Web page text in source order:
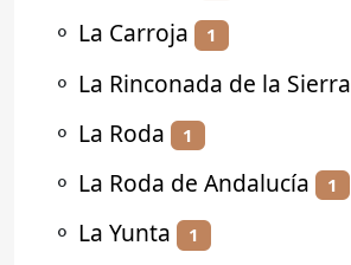
⚬ La Carroja 1
⚬ La Rinconada de la Sierra
⚬ La Roda 1
⚬ La Roda de Andalucía 1
⚬ La Yunta 1